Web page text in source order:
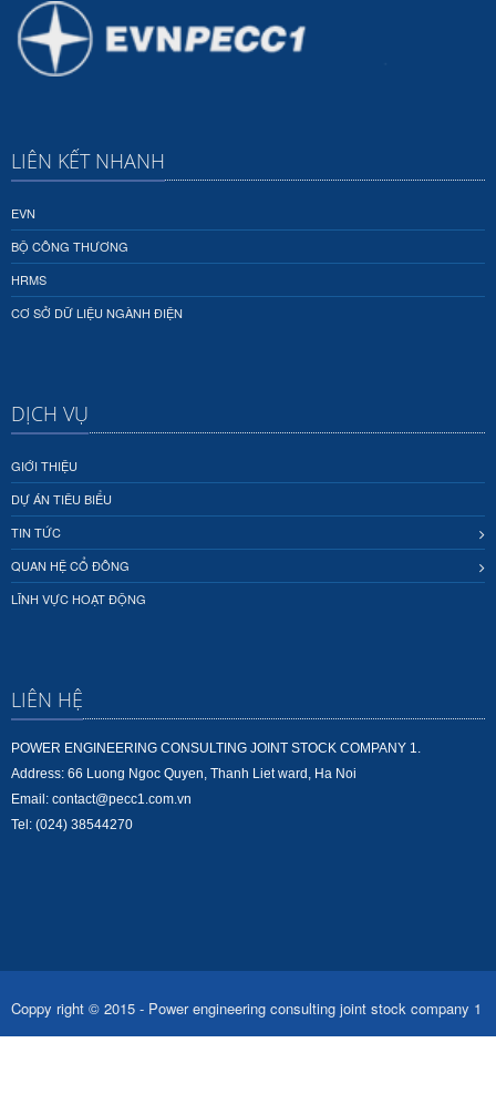
LIÊN KẾT NHANH
EVN
BỘ CÔNG THƯƠNG
HRMS
CƠ SỞ DỮ LIỆU NGÀNH ĐIỆN
DỊCH VỤ
GIỚI THIỆU
DỰ ÁN TIÊU BIỂU
TIN TỨC
QUAN HỆ CỔ ĐÔNG
LĨNH VỰC HOẠT ĐỘNG
LIÊN HỆ
POWER ENGINEERING CONSULTING JOINT STOCK COMPANY 1.
Address: 66 Luong Ngoc Quyen, Thanh Liet ward, Ha Noi
Email: contact@pecc1.com.vn
Tel: (024) 38544270
Coppy right © 2015 - Power engineering consulting joint stock company 1